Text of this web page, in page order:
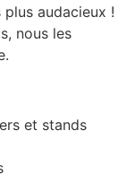
audacieux !
nous les
et stands